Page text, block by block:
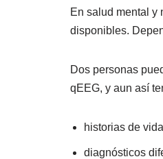
En salud mental y
disponibles.
Dos personas
qEEG, y aun así
historias de
diagnósticos